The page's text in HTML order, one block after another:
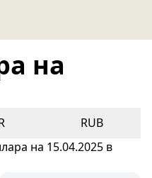
на
RUB
на 15.04.2025 в